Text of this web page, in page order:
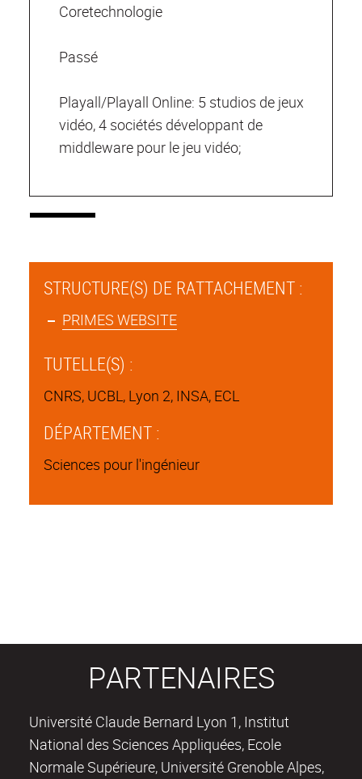
Coretechnologie
Passé
Playall/Playall Online: 5 studios de jeux
vidéo, 4 sociétés développant de
middleware pour le jeu vidéo;
STRUCTURE(S) DE RATTACHEMENT :
PRIMES WEBSITE
TUTELLE(S) :
CNRS, UCBL, Lyon 2, INSA, ECL
DÉPARTEMENT :
Sciences pour l'ingénieur
PARTENAIRES
Université Claude Bernard Lyon 1, Institut
National des Sciences Appliquées, Ecole
Normale Supérieure, Université Grenoble Alpes,